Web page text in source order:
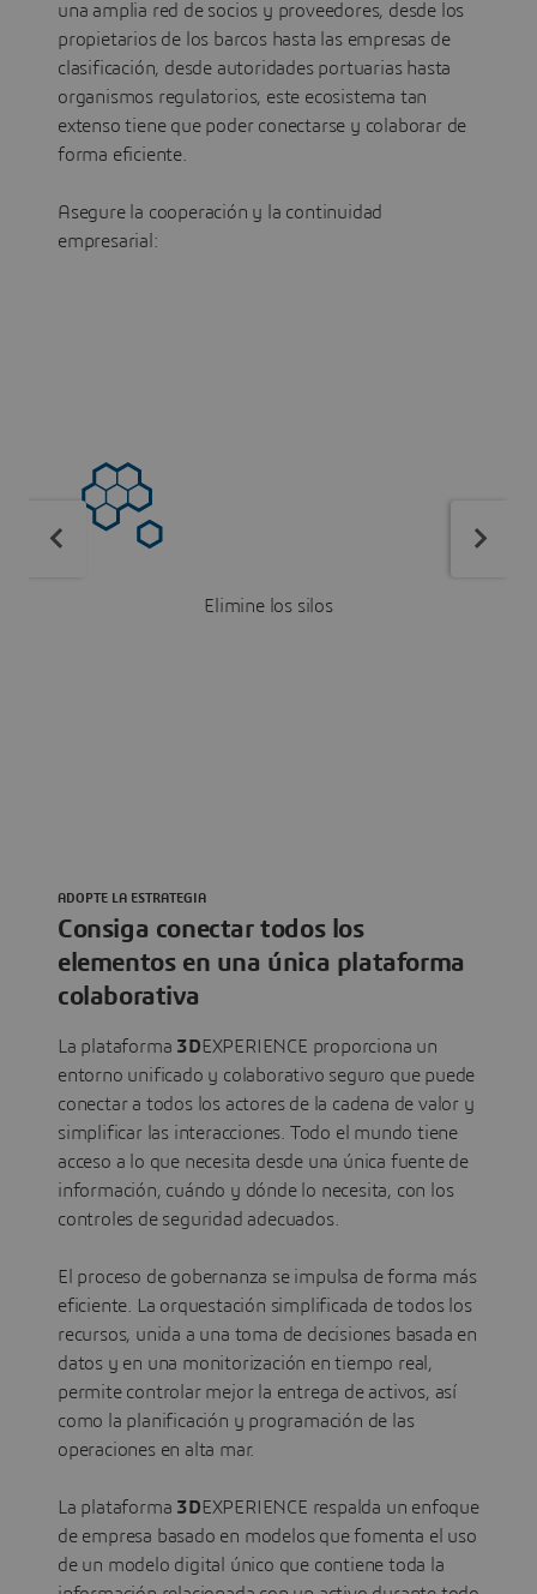
una amplia red de socios y proveedores, desde los
propietarios de los barcos hasta las empresas de
clasificación, desde autoridades portuarias hasta
organismos regulatorios, este ecosistema tan
extenso tiene que poder conectarse y colaborar de
forma eficiente.
Asegure la cooperación y la continuidad
empresarial:
Elimine los silos
Consiga conectar todos los
elementos en una única plataforma
colaborativa
ADOPTE LA ESTRATEGIA
La plataforma 3DEXPERIENCE proporciona un
entorno unificado y colaborativo seguro que puede
conectar a todos los actores de la cadena de valor y
simplificar las interacciones. Todo el mundo tiene
acceso a lo que necesita desde una única fuente de
información, cuándo y dónde lo necesita, con los
controles de seguridad adecuados.
El proceso de gobernanza se impulsa de forma más
eficiente. La orquestación simplificada de todos los
recursos, unida a una toma de decisiones basada en
datos y en una monitorización en tiempo real,
permite controlar mejor la entrega de activos, así
como la planificación y programación de las
operaciones en alta mar.
La plataforma 3DEXPERIENCE respalda un enfoque
de empresa basado en modelos que fomenta el uso
de un modelo digital único que contiene toda la